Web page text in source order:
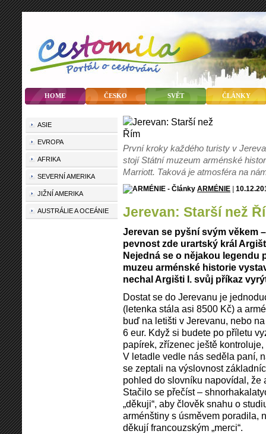
HOME ČESKO SVĚT ČLÁNKY
První kroky každého turisty v
stojí Státní muzeum arménské
Marriott. Taková je atmosféra na
ARMÉNIE |
Jerevan: Starší než
Jerevan se pyšní svým věkem
pevnost zde urartský král
Nejedná se o nějakou legendu
muzeu arménské historie
nechal Argišti I. svůj příkaz
Dostat se do Jerevanu je
(letenka stála asi 8500 Kč) a
buď na letišti v Jerevanu, nebo
6 eur. Když si budete po příletu
papírek, zřízenec ještě
V letadle vedle nás seděla paní,
se zeptali na výslovnost
pohled do slovníku napovídal,
Stačilo se přečíst –
„děkuji“, aby člověk snahu o
arménštiny s úsměvem poradila,
děkují francouzským „merci“.
ASIE
EVROPA
AFRIKA
SEVERNÍ AMERIKA
JIŽNÍ AMERIKA
AUSTRÁLIE A OCEÁNIE